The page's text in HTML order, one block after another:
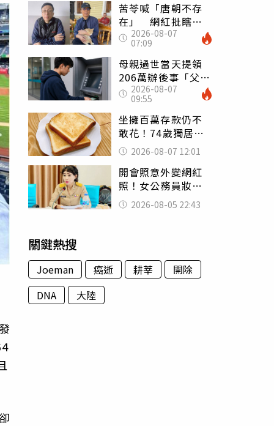
苦苓喊「唐朝不存
在」 網紅批瞎編
歷史：李白、杜甫
用鮮卑文寫詩？
2026-08-07
07:09
母親過世當天提領
206萬辦後事「父子
遭判刑」 律師：
搶錢先下手是罪
2026-08-07
09:55
坐擁百萬存款仍不
敢花！74歲獨居翁
「1餐只吃1片吐
司」 半年後暴瘦
嚇壞女兒
2026-08-07 12:01
開會照意外變網紅
照！女公務員妝容
掀2千則留言 本人
怒嗆：化妝有錯嗎
2026-08-05 22:43
關鍵熱搜
Joeman 癌逝 耕莘
開除
DNA
大陸